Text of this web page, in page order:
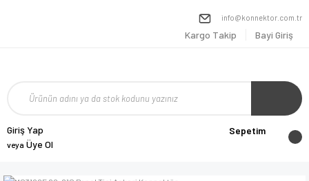
info@konnektor.com.tr
Kargo Takip Bayi Giriş
Giriş Yap
veya Üye Ol
Sepetim